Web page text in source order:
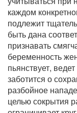
каждом
подлежит
быть дана
признавать
беременность
пьянствует,
заботится о
разбойное
целью сокрытия